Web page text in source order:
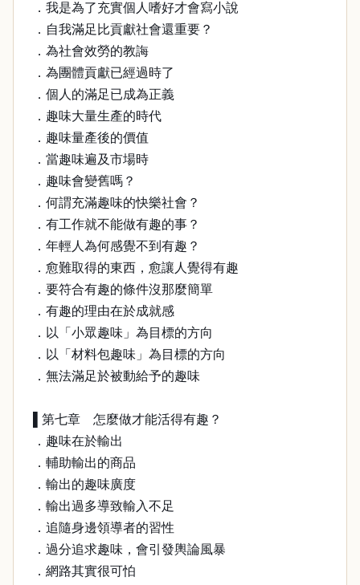
．我是為了充實個人嗜好才會寫小說
．自我滿足比貢獻社會還重要？
．為社會效勞的教誨
．為團體貢獻已經過時了
．個人的滿足已成為正義
．趣味大量生產的時代
．趣味量產後的價值
．當趣味遍及市場時
．趣味會變舊嗎？
．何謂充滿趣味的快樂社會？
．有工作就不能做有趣的事？
．年輕人為何感覺不到有趣？
．愈難取得的東西，愈讓人覺得有趣
．要符合有趣的條件沒那麼簡單
．有趣的理由在於成就感
．以「小眾趣味」為目標的方向
．以「材料包趣味」為目標的方向
．無法滿足於被動給予的趣味
▌第七章 怎麼做才能活得有趣？
．趣味在於輸出
．輔助輸出的商品
．輸出的趣味廣度
．輸出過多導致輸入不足
．追隨身邊領導者的習性
．過分追求趣味，會引發輿論風暴
．網路其實很可怕